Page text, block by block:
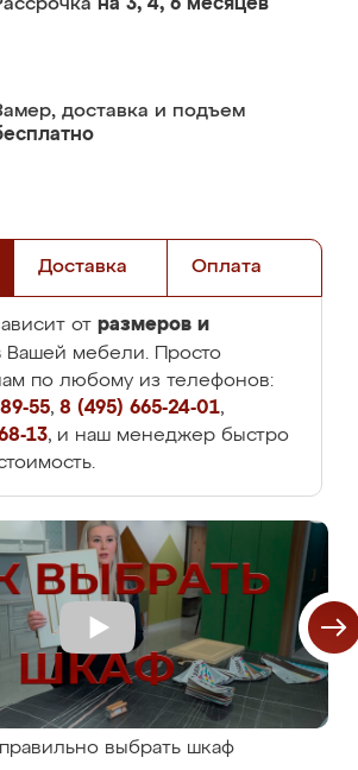
на 3, 4, 6 месяцев
доставка и подъем
Доставка Оплата
от размеров и
Вашей мебели. Просто
по любому из телефонов:
55, 8 (495) 665-24-01,
13, и наш менеджер быстро
выбрать шкаф